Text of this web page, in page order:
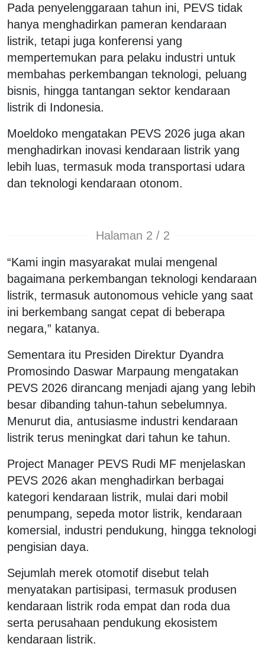
Pada penyelenggaraan tahun ini, PEVS tidak
hanya menghadirkan pameran kendaraan
listrik, tetapi juga konferensi yang
mempertemukan para pelaku industri untuk
membahas perkembangan teknologi, peluang
bisnis, hingga tantangan sektor kendaraan
listrik di Indonesia.
Moeldoko mengatakan PEVS 2026 juga akan
menghadirkan inovasi kendaraan listrik yang
lebih luas, termasuk moda transportasi udara
dan teknologi kendaraan otonom.
Halaman 2 / 2
“Kami ingin masyarakat mulai mengenal
bagaimana perkembangan teknologi kendaraan
listrik, termasuk autonomous vehicle yang saat
ini berkembang sangat cepat di beberapa
negara,” katanya.
Sementara itu Presiden Direktur Dyandra
Promosindo Daswar Marpaung mengatakan
PEVS 2026 dirancang menjadi ajang yang lebih
besar dibanding tahun-tahun sebelumnya.
Menurut dia, antusiasme industri kendaraan
listrik terus meningkat dari tahun ke tahun.
Project Manager PEVS Rudi MF menjelaskan
PEVS 2026 akan menghadirkan berbagai
kategori kendaraan listrik, mulai dari mobil
penumpang, sepeda motor listrik, kendaraan
komersial, industri pendukung, hingga teknologi
pengisian daya.
Sejumlah merek otomotif disebut telah
menyatakan partisipasi, termasuk produsen
kendaraan listrik roda empat dan roda dua
serta perusahaan pendukung ekosistem
kendaraan listrik.